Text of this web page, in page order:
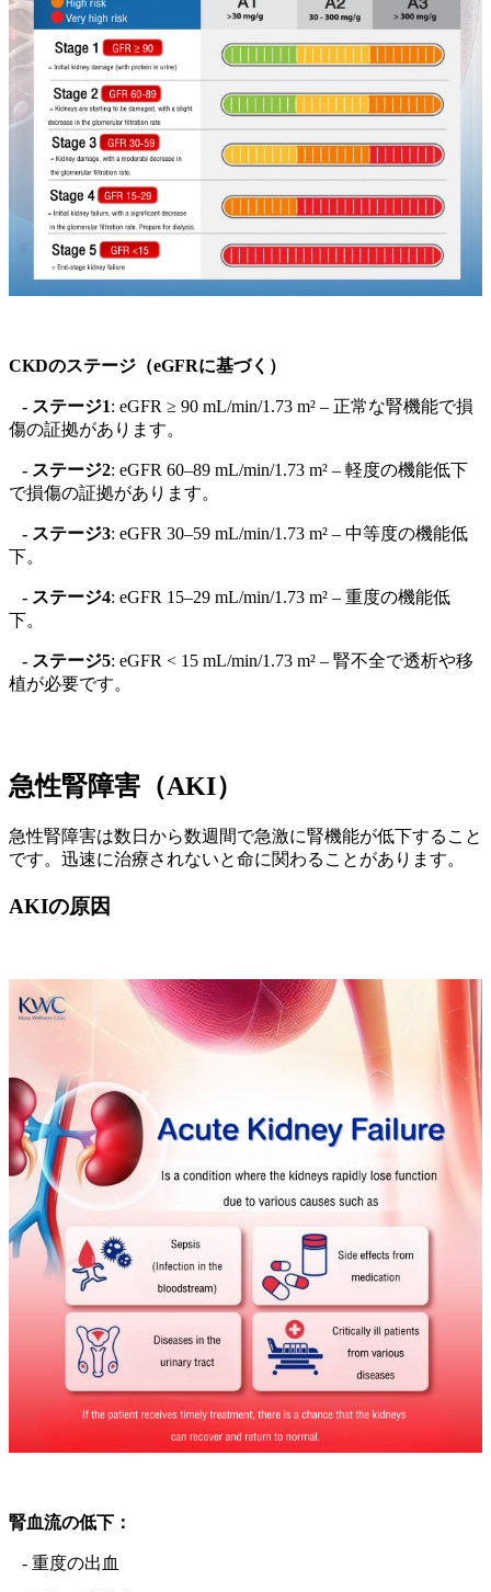
CKDのステージ（eGFRに基づく）
- ステージ1: eGFR ≥ 90 mL/min/1.73 m² – 正常な腎機能で損
傷の証拠があります。
- ステージ2: eGFR 60–89 mL/min/1.73 m² – 軽度の機能低下
で損傷の証拠があります。
- ステージ3: eGFR 30–59 mL/min/1.73 m² – 中等度の機能低
下。
- ステージ4: eGFR 15–29 mL/min/1.73 m² – 重度の機能低
下。
- ステージ5: eGFR < 15 mL/min/1.73 m² – 腎不全で透析や移
植が必要です。
急性腎障害（AKI）
急性腎障害は数日から数週間で急激に腎機能が低下すること
です。迅速に治療されないと命に関わることがあります。
AKIの原因
腎血流の低下：
- 重度の出血